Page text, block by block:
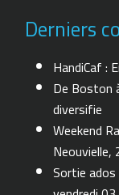
Derniers
HandiCaf :
De Boston
diversifie
Weekend
Sortie